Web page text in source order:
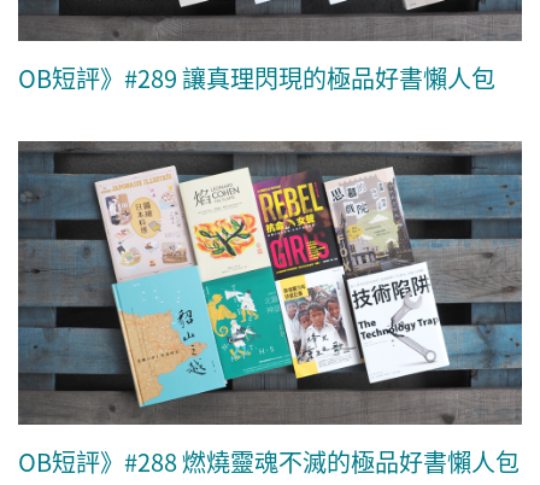
OB短評》#289 讓真理閃現的極品好書懶人包
OB短評》#288 燃燒靈魂不滅的極品好書懶人包